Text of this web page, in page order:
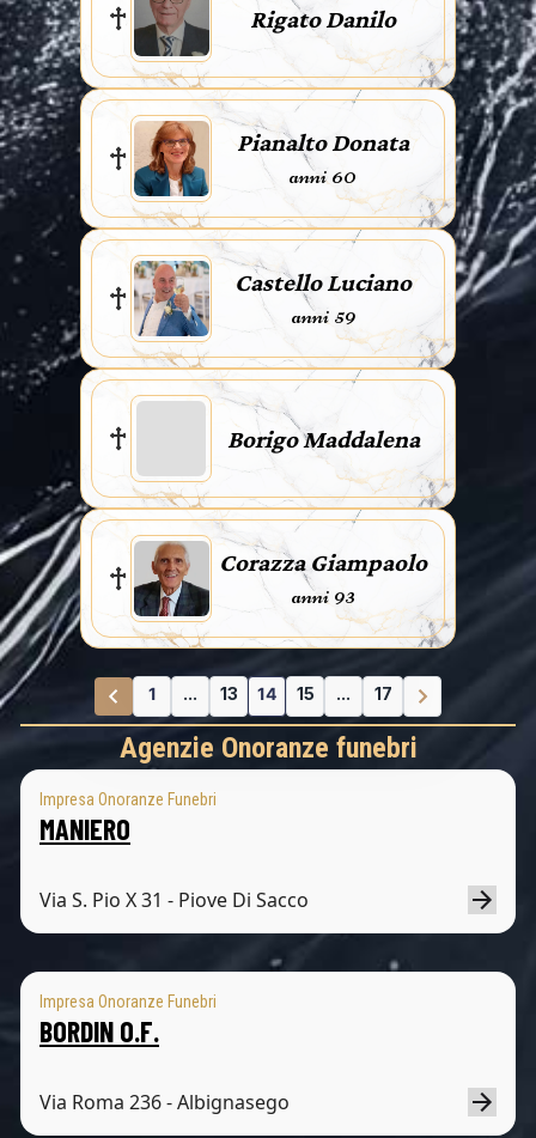
Rigato Danilo
Pianalto Donata
anni 60
Castello Luciano
anni 59
Borigo Maddalena
Corazza Giampaolo
anni 93
1 ... 13 14 15 ... 17
Agenzie Onoranze funebri
Impresa Onoranze Funebri
MANIERO
Via S. Pio X 31 - Piove Di Sacco
Impresa Onoranze Funebri
BORDIN O.F.
Via Roma 236 - Albignasego